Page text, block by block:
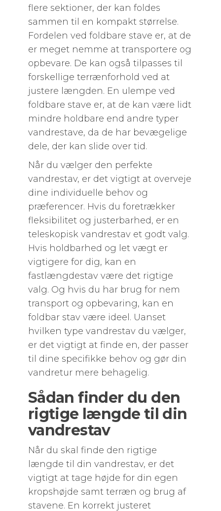
flere sektioner, der kan foldes
sammen til en kompakt størrelse.
Fordelen ved foldbare stave er, at de
er meget nemme at transportere og
opbevare. De kan også tilpasses til
forskellige terrænforhold ved at
justere længden. En ulempe ved
foldbare stave er, at de kan være lidt
mindre holdbare end andre typer
vandrestave, da de har bevægelige
dele, der kan slide over tid.
Når du vælger den perfekte
vandrestav, er det vigtigt at overveje
dine individuelle behov og
præferencer. Hvis du foretrækker
fleksibilitet og justerbarhed, er en
teleskopisk vandrestav et godt valg.
Hvis holdbarhed og let vægt er
vigtigere for dig, kan en
fastlængdestav være det rigtige
valg. Og hvis du har brug for nem
transport og opbevaring, kan en
foldbar stav være ideel. Uanset
hvilken type vandrestav du vælger,
er det vigtigt at finde en, der passer
til dine specifikke behov og gør din
vandretur mere behagelig.
Sådan finder du den
rigtige længde til din
vandrestav
Når du skal finde den rigtige
længde til din vandrestav, er det
vigtigt at tage højde for din egen
kropshøjde samt terræn og brug af
stavene. En korrekt justeret